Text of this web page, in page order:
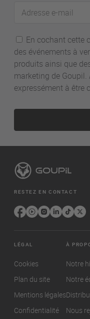
Adresse
En cochant cette
des événements à
produits ainsi que
marketing de Goupil.
expressément à être
RESTEZ EN CONTACT
LÉGAL
Cookies
Plan du site
Mentions légales
Confidentialité
À
Notre
Notre
Nous